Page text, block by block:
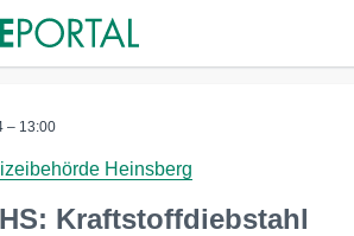
– 13:00
Heinsberg
Kraftstoffdiebstahl